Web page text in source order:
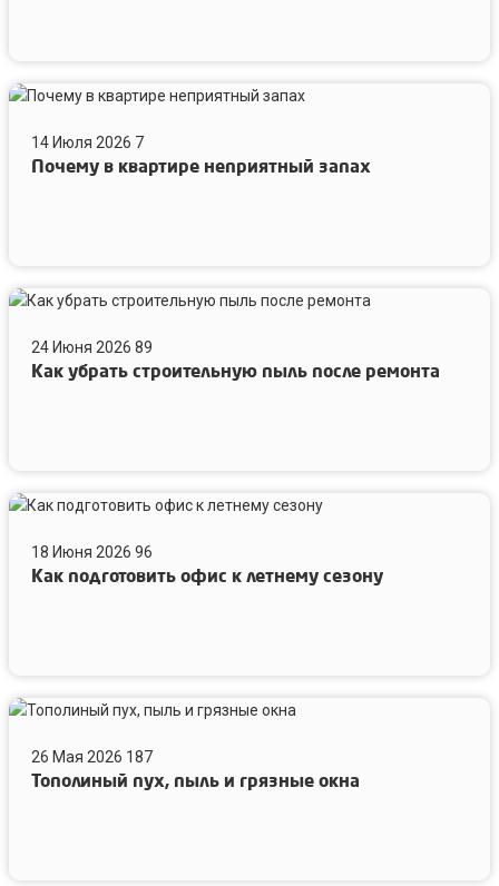
налёт
Почему
квартире
неприятный
14 Июля 2026 7
Почему в квартире неприятный запах
Как
строительную
пыль
24 Июня 2026 89
Как убрать строительную пыль после ремонта
Как
офис18 Июня 2026 96
Как подготовить офис к летнему сезону
Тополиный
пыль26 Мая 2026 187
Тополиный пух, пыль и грязные окна